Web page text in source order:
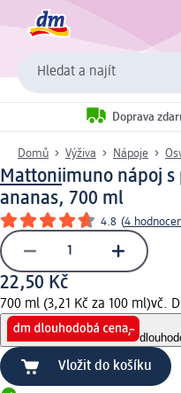
Hledat a najít
Doprava
Domů Výživa Nápoje
Mattoniimuno nápoj
ananas, 700 ml
4.8 (4
22,50 Kč
700 ml (3,21 Kč za 100 ml)vč.
Vložit do košíku